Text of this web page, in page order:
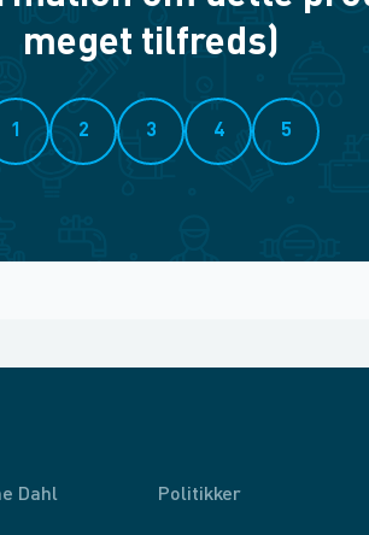
meget tilfreds)
1 2 3 4 5
Dahl Politikker